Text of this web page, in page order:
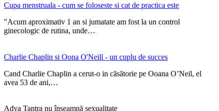
Cupa menstruala - cum se foloseste si cat de practica este
"Acum aproximativ 1 an si jumatate am fost la un control
ginecologic de rutina, unde…
Charlie Chaplin si Oona O'Neill - un cuplu de succes
Cand Charlie Chaplin a cerut-o in căsătorie pe Ooana O’Neil, el
avea 53 de ani,…
Adya Tantra nu înseamnă sexualitate